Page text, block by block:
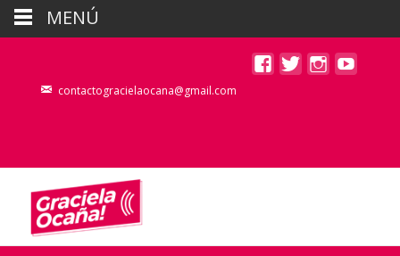
contactogracielaocana@gmail.com
MENÚ